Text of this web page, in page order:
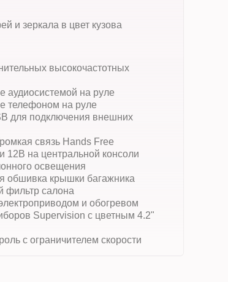
и зеркала в цвет кузова
высокочастотных
аудиосистемой на руле
телефоном на руле
для подключения внешних
связь Hands Free
12В на центральной консоли
освещения
обшивка крышки багажника
фильтр салона
и обогревом
Supervision с цветным 4.2"
с ограничителем скорости